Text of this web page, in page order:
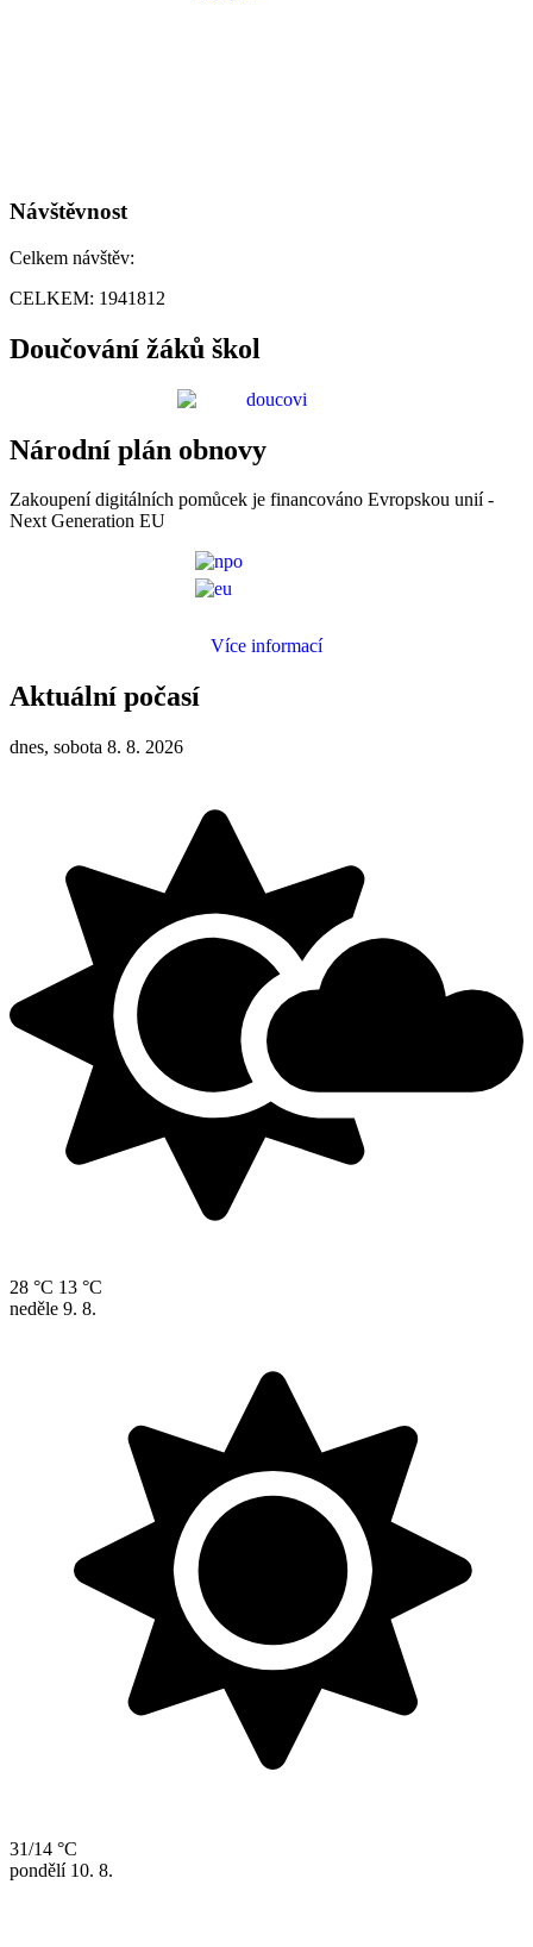
Návštěvnost
Celkem návštěv:
CELKEM: 1941812
Doučování žáků škol
Národní plán obnovy
Zakoupení digitálních pomůcek je financováno Evropskou unií -
Next Generation EU
Více informací
Aktuální počasí
dnes, sobota 8. 8. 2026
28 °C 13 °C
neděle 9. 8.
31/14 °C
pondělí 10. 8.